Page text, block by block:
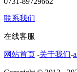
联系我们
在线客服
网站首页 -关于我们-